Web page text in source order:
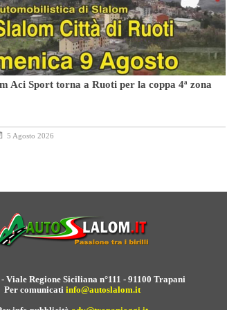
Aci Sport torna a Ruoti per la coppa 4ª zona
5 Agosto 2026
Viale Regione Siciliana n°111 - 91100 Trapani
Per comunicati info@autoslalom.it